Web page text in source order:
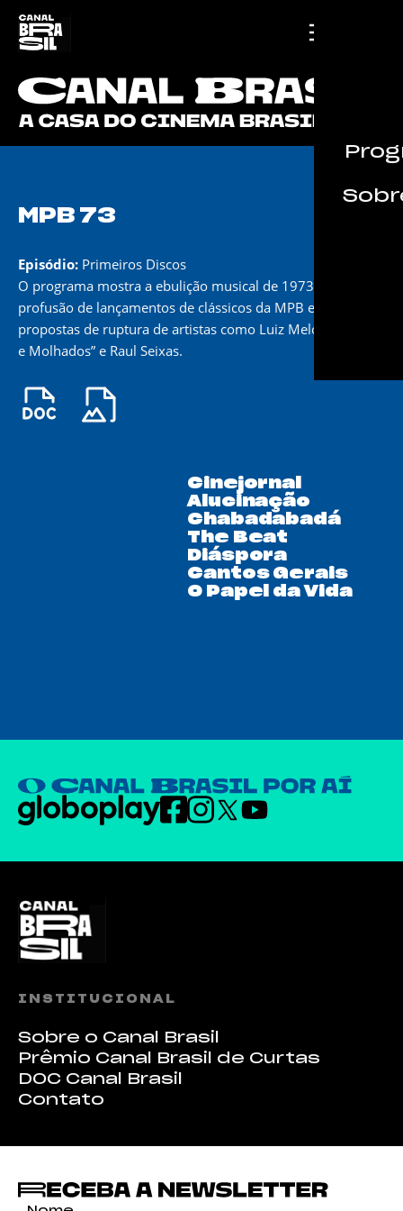
MPB 73
Episódio: Primeiros Discos
O programa mostra a ebulição musical de 1973 e a
profusão de lançamentos de clássicos da MPB em meio a
propostas de ruptura de artistas como Luiz Melodia, “Secos
e Molhados” e Raul Seixas.
Cinejornal
Alucinação
Chabadabadá
The Beat
Diáspora
Cantos Gerais
O Papel da Vida
INSTITUCIONAL
Sobre o Canal Brasil
Prêmio Canal Brasil de Curtas
DOC Canal Brasil
Contato